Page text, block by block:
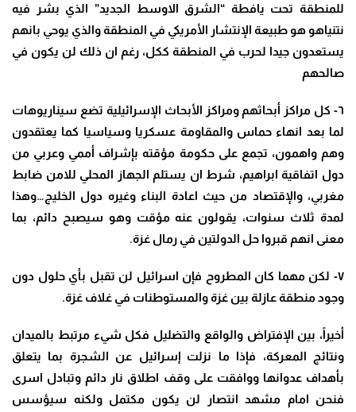
للمنطقة تحت يافطة “الشرق الاوسط الجديد” الذي بشر فيه
نتنياهو هو طبيعة الإنتشار الأمريكي في المنطقة والذي يوحي بانهم
يستعدون جيدا لحرب في المنطقة ككل، رغم ان ذلك لن يكون في
صالحهم
٦- كل مراكز أبحاثهم ومراكز الأبحاث الإسرائيلية تضع سيناريوهات
لما بعد انهاء حماس والمقاومة عسكريا وسياسيا كما يعتقدون
وهم واهمون، تجمع على حكومة مؤقته بإشراف أممي وعربي من
دول اتفاقية ابراهيم، شرط ان يستلم الجهاز المحلي للامن ضابط
مغربي، والإقتصاد من حيث اعادة البناء وغيره دول الخليج…وهذا
لمدة ثلاث سنوات، يقولون عنه مؤقت وهو سيصبح دائم، بما
معنى انهم قبروا حل الدولتين في رمال غزة.
٧- لكن مهما كان المطروح فإن اسرائيل لن تقبل بأي حلول دون
وجود منطقة عازلة بين غزة والمستوطنات في غلاف غزة.
أخيراً، بين الإفتراض والواقع والتضليل فكل شيء مرتبط بالميدان
ونتائج المعركة، فإذا ما نزلت إسرائيل عن الشجرة بما يتعلق
بأهداف عدوانها ووافقت على وقف اطلاق نار دائم وتبادل اسرى
فنحن امام مشهد انتصار لن يكون مكتمل ولكنه سيؤسس